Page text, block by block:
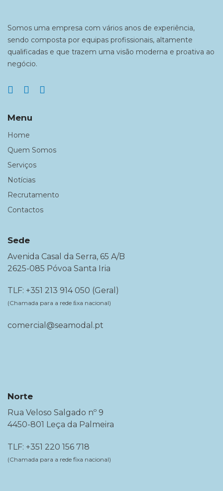
Somos uma empresa com vários anos de experiência,
sendo composta por equipas profissionais, altamente
qualificadas e que trazem uma visão moderna e proativa ao
negócio.
Menu
Home
Quem Somos
Serviços
Notícias
Recrutamento
Contactos
Sede
Avenida Casal da Serra, 65 A/B
2625-085 Póvoa Santa Iria
TLF: +351 213 914 050 (Geral)
(Chamada para a rede ﬁxa nacional)
comercial@seamodal.pt
Norte
Rua Veloso Salgado nº 9
4450-801 Leça da Palmeira
TLF: +351 220 156 718
(Chamada para a rede fixa nacional)